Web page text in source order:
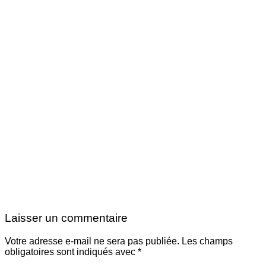
Laisser un commentaire
Votre adresse e-mail ne sera pas publiée. Les champs
obligatoires sont indiqués avec *